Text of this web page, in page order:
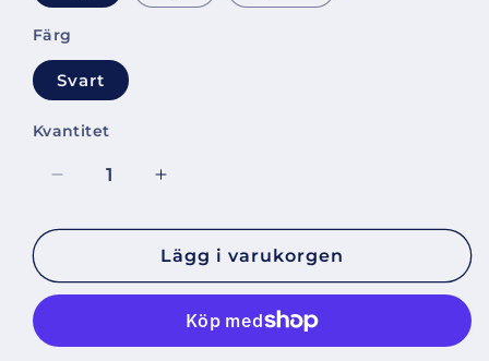
Färg
Svart
Kvantitet
Kvantitet
Minska
för
3+
[4305]
Öka
för
Phantom
3+
Brace
[4305]
Lägg i varukorgen